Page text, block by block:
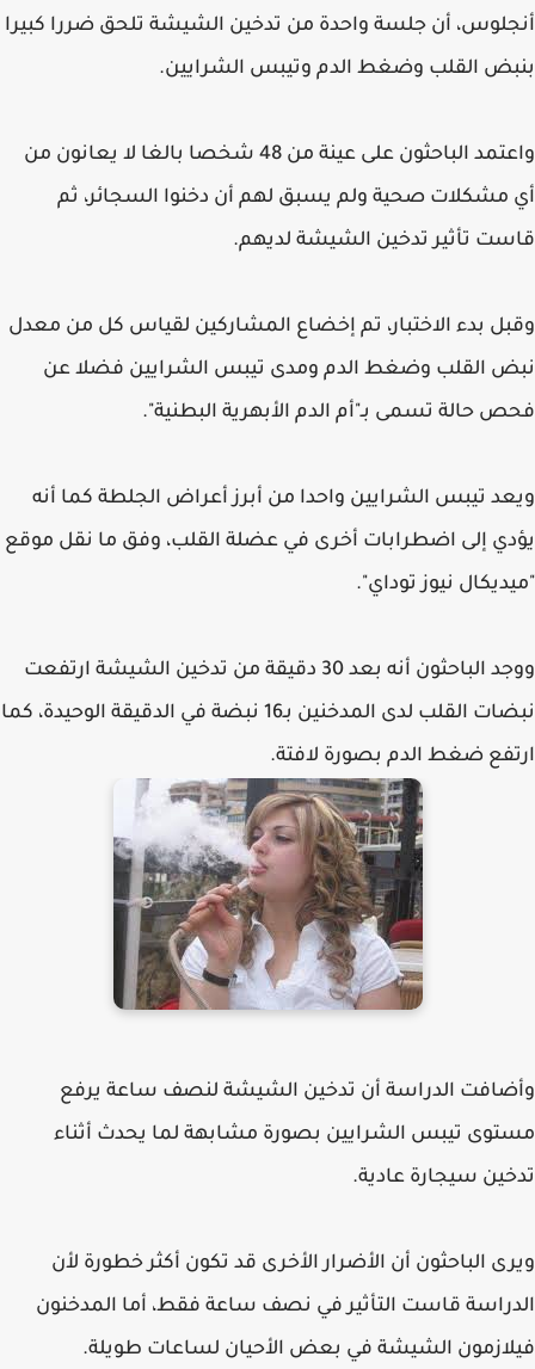
أنجلوس، أن جلسة واحدة من تدخين الشيشة تلحق ضررا كبيرا
بنبض القلب وضغط الدم وتيبس الشرايين.
واعتمد الباحثون على عينة من 48 شخصا بالغا لا يعانون من
أي مشكلات صحية ولم يسبق لهم أن دخنوا السجائر، ثم
قاست تأثير تدخين الشيشة لديهم.
وقبل بدء الاختبار، تم إخضاع المشاركين لقياس كل من معدل
نبض القلب وضغط الدم ومدى تيبس الشرايين فضلا عن
فحص حالة تسمى بـ"أم الدم الأبهرية البطنية".
ويعد تيبس الشرايين واحدا من أبرز أعراض الجلطة كما أنه
يؤدي إلى اضطرابات أخرى في عضلة القلب، وفق ما نقل موقع
"ميديكال نيوز توداي".
ووجد الباحثون أنه بعد 30 دقيقة من تدخين الشيشة ارتفعت
نبضات القلب لدى المدخنين بـ16 نبضة في الدقيقة الوحيدة، كما
ارتفع ضغط الدم بصورة لافتة.
وأضافت الدراسة أن تدخين الشيشة لنصف ساعة يرفع
مستوى تيبس الشرايين بصورة مشابهة لما يحدث أثناء
تدخين سيجارة عادية.
ويرى الباحثون أن الأضرار الأخرى قد تكون أكثر خطورة لأن
الدراسة قاست التأثير في نصف ساعة فقط، أما المدخنون
فيلازمون الشيشة في بعض الأحيان لساعات طويلة.